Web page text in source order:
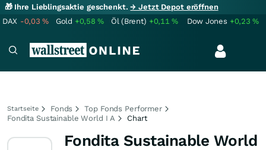
🎁 Ihre Lieblingsaktie geschenkt.→ Jetzt Depot eröffnen
DAX -0,03% Gold +0,58% Öl (Brent) +0,11% Dow Jones +0,23%
Startseite Fonds
Top Fonds Performer
Fondita Sustainable World I A
Chart
Fondita Sustainable World